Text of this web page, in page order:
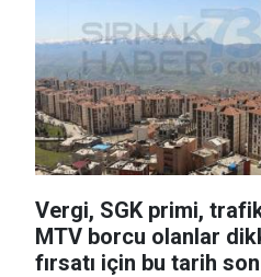
Vergi, SGK primi,
MTV borcu olanlar
fırsatı için bu tarih son